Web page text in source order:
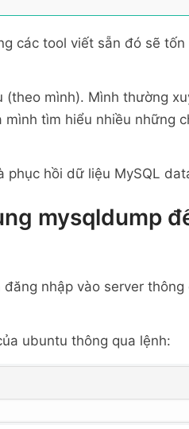
các tool viết sẵn đó sẽ tốn
mình). Mình thường
tìm hiểu nhiều những
phục hồi dữ liệu MySQL
mysqldump
nhập vào server thông
ubuntu thông qua lệnh: